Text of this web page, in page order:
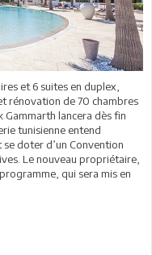
et 6 suites en duplex,
rénovation de 70 chambres
Gammarth lancera dès fin
tunisienne entend
se doter d’un Convention
Le nouveau propriétaire,
qui sera mis en